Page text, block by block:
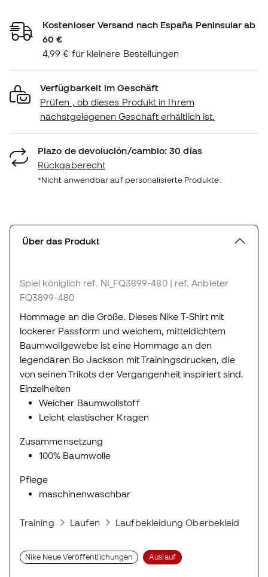
Kostenloser Versand nach España Peninsular ab
60 €
4,99 € für kleinere Bestellungen
Verfügbarkeit im Geschäft
Prüfen , ob dieses Produkt in Ihrem
nächstgelegenen Geschäft erhältlich ist.
Plazo de devolución/cambio: 30 días
Rückgaberecht
*Nicht anwendbar auf personalisierte Produkte.
Über das Produkt
Spiel königlich ref. NI_FQ3899-480 | ref. Anbieter
FQ3899-480
Hommage an die Größe. Dieses Nike T-Shirt mit
lockerer Passform und weichem, mitteldichtem
Baumwollgewebe ist eine Hommage an den
legendären Bo Jackson mit Trainingsdrucken, die
von seinen Trikots der Vergangenheit inspiriert sind.
Einzelheiten
Weicher Baumwollstoff
Leicht elastischer Kragen
Zusammensetzung
100% Baumwolle
Pflege
maschinenwaschbar
Training Laufen Laufbekleidung Oberbekleidung
Nike Neue Veröffentlichungen Auslauf